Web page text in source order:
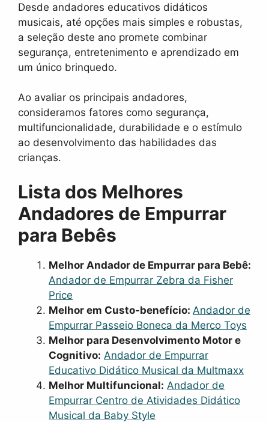
Desde andadores educativos didáticos
musicais, até opções mais simples e robustas,
a seleção deste ano promete combinar
segurança, entretenimento e aprendizado em
um único brinquedo.
Ao avaliar os principais andadores,
consideramos fatores como segurança,
multifuncionalidade, durabilidade e o estímulo
ao desenvolvimento das habilidades das
crianças.
Lista dos Melhores
Andadores de Empurrar
para Bebês
Melhor Andador de Empurrar para Bebê:
Andador de Empurrar Zebra da Fisher
Price
Melhor em Custo-benefício: Andador de
Empurrar Passeio Boneca da Merco Toys
Melhor para Desenvolvimento Motor e
Cognitivo: Andador de Empurrar
Educativo Didático Musical da Multmaxx
Melhor Multifuncional: Andador de
Empurrar Centro de Atividades Didático
Musical da Baby Style